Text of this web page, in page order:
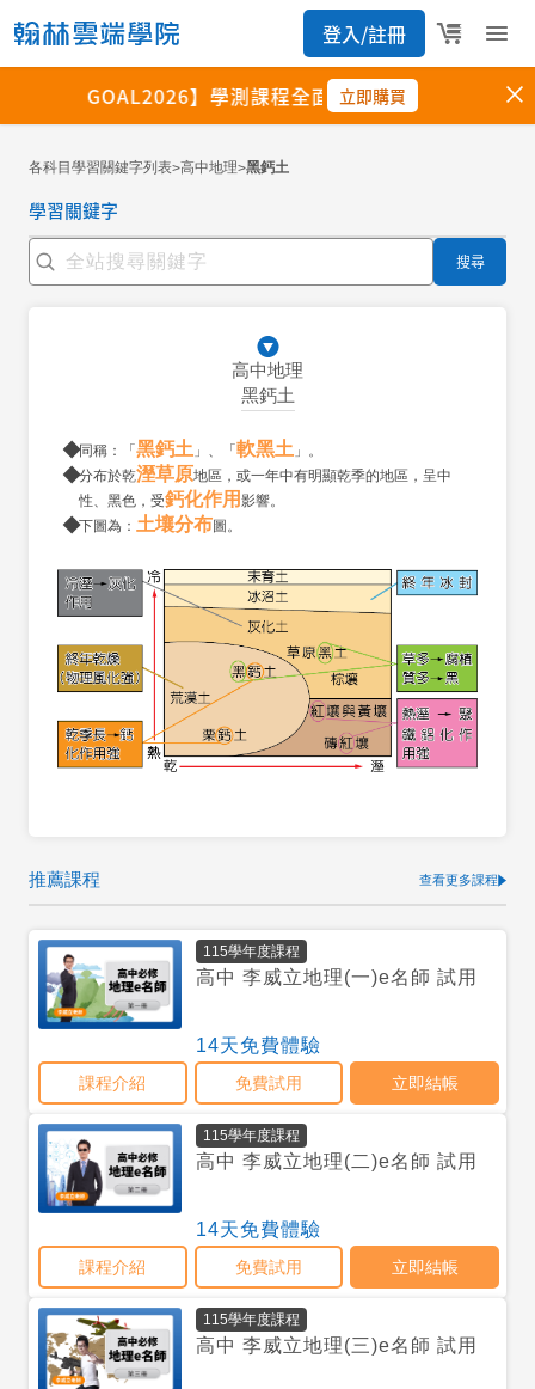
各科目學習關鍵字列表>高中地理>黑鈣土
學習關鍵字
搜尋
高中地理
黑鈣土
同稱：「 黑鈣土 」、「 軟黑土 」。
分布於乾溼草原地區，或一年中有明顯乾季的地區，呈中
性、黑色，受鈣化作用 影響。
下圖為： 土壤分布圖。
推薦課程 查看更多課程